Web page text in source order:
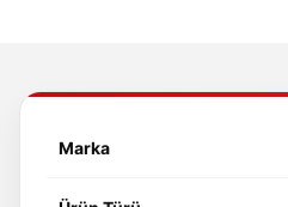
Marka